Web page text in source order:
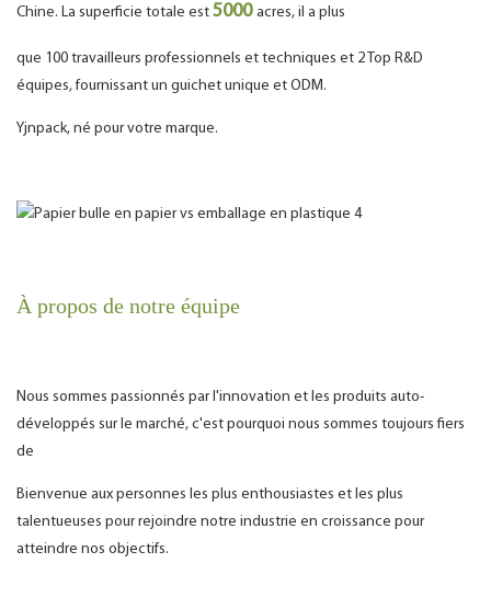
Chine. La superficie totale est 5000 acres, il a plus
que 100 travailleurs professionnels et techniques et 2 Top R&D
équipes, fournissant un guichet unique et ODM.
Yjnpack, né pour votre marque.
À propos de notre équipe
Nous sommes passionnés par l'innovation et les produits auto-
développés sur le marché, c'est pourquoi nous sommes toujours fiers
de
Bienvenue aux personnes les plus enthousiastes et les plus
talentueuses pour rejoindre notre industrie en croissance pour
atteindre nos objectifs.